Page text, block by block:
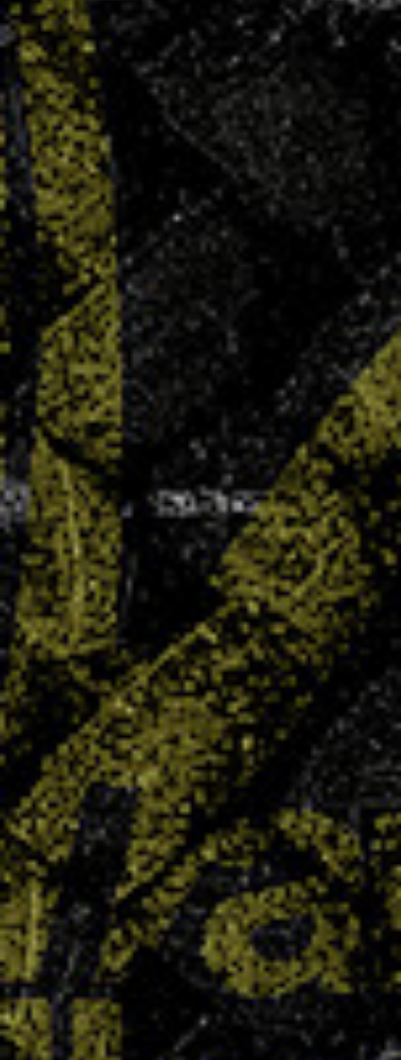
BOUTIQUE – Les nouveaux tee-shirts sont
arrivés !
27 OCT 2025
Bonne nouvelle pour tous les supporters : les
nouveaux maillots de nos équipes sont enfin
disponibles à la boutique au prix de 65 €.
LIRE PLUS
Stage Vacances – Perf’Handball
23 SEP 2025
Comme à chaque période de vacances, c’est le
grand retour de notre fameux stage vacances !
LIRE PLUS